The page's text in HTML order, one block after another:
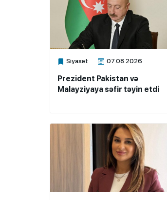
Siyasət 07.08.2026
Xalq.Online
Prezident Pakistan və
Malayziyaya səfir təyin etdi